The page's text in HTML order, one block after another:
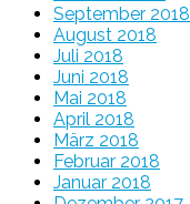
September 2018
August 2018
Juli 2018
Juni 2018
Mai 2018
April 2018
März 2018
Februar 2018
Januar 2018